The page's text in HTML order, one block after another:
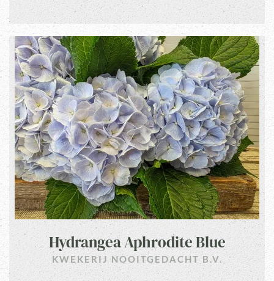
Hydrangea Aphrodite Blue
KWEKERIJ NOOITGEDACHT B.V.